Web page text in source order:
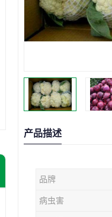
产品描述
品牌
病虫害